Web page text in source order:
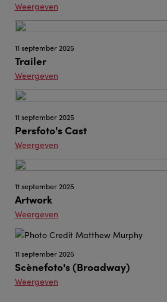
Weergeven
11 september 2025
Trailer
Weergeven
11 september 2025
Persfoto's Cast
Weergeven
11 september 2025
Artwork
Weergeven
11 september 2025
Scènefoto's (Broadway)
Weergeven